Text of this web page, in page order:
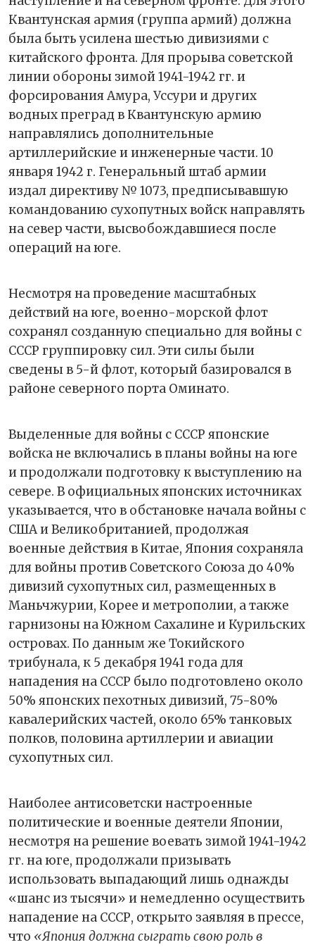
Квантунская армия (группа армий) должна
была быть усилена шестью дивизиями с
китайского фронта. Для прорыва советской
линии обороны зимой 1941-1942 гг. и
форсирования Амура, Уссури и других
водных преград в Квантунскую армию
направлялись дополнительные
артиллерийские и инженерные части. 10
января 1942 г. Генеральный штаб армии
издал директиву № 1073, предписывавшую
командованию сухопутных войск направлять
на север части, высвобождавшиеся после
операций на юге.
Несмотря на проведение масштабных
действий на юге, военно-морской флот
сохранял созданную специально для войны с
СССР группировку сил. Эти силы были
сведены в 5-й флот, который базировался в
районе северного порта Оминато.
Выделенные для войны с СССР японские
войска не включались в планы войны на юге
и продолжали подготовку к выступлению на
севере. В официальных японских источниках
указывается, что в обстановке начала войны с
США и Великобританией, продолжая
военные действия в Китае, Япония сохраняла
для войны против Советского Союза до 40%
дивизий сухопутных сил, размещенных в
Маньчжурии, Корее и метрополии, а также
гарнизоны на Южном Сахалине и Курильских
островах. По данным же Токийского
трибунала, к 5 декабря 1941 года для
нападения на СССР было подготовлено около
50% японских пехотных дивизий, 75-80%
кавалерийских частей, около 65% танковых
полков, половина артиллерии и авиации
сухопутных сил.
Наиболее антисоветски настроенные
политические и военные деятели Японии,
несмотря на решение воевать зимой 1941-1942
гг. на юге, продолжали призывать
использовать выпадающий лишь однажды
«шанс из тысячи» и немедленно осуществить
нападение на СССР, открыто заявляя в прессе,
что «Япония должна сыграть свою роль в